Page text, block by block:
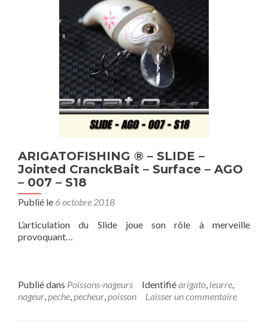
ARIGATOFISHING ® – SLIDE –
Jointed CranckBait – Surface – AGO
– 007 – S18
Publié le 6 octobre 2018
L’articulation du Slide joue son rôle à merveille
provoquant…
Publié dans Poissons-nageurs Identifiéarigato, leurre,
nageur,peche,pecheur,poisson Laisser un commentaire